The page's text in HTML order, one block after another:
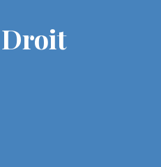
Droit